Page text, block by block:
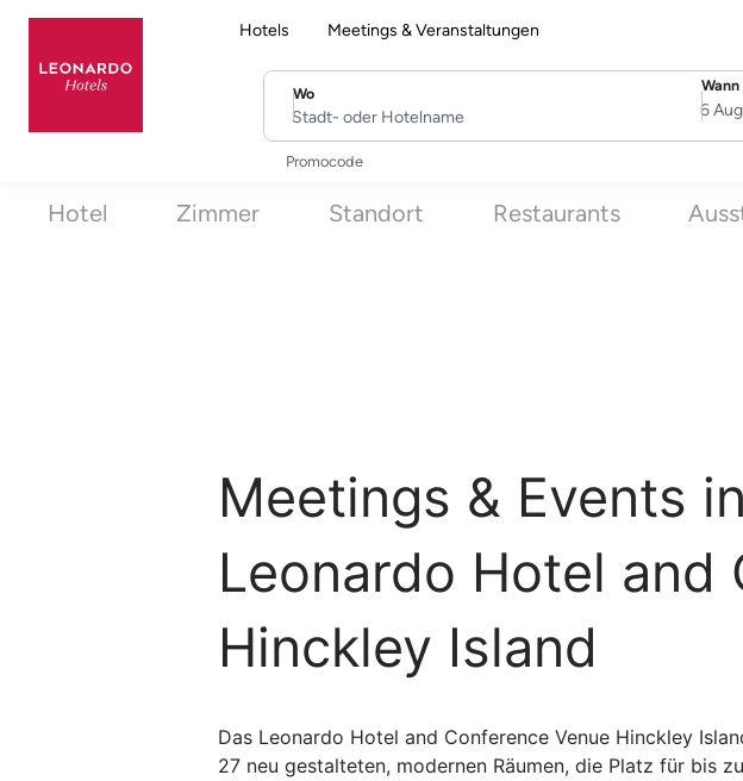
Hotels Meetings & Veranstaltungen
Wo
Stadt- oder Hotelname
Wann
6 Aug
Promocode
Hotel Zimmer Standort Restaurants
Meetings & Events in
Leonardo Hotel and
Hinckley Island
Das Leonardo Hotel and Conference Venue Hinckley
27 neu gestalteten, modernen Räumen, die Platz für bis